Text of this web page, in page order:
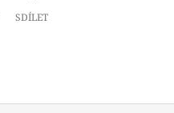
SDÍLET